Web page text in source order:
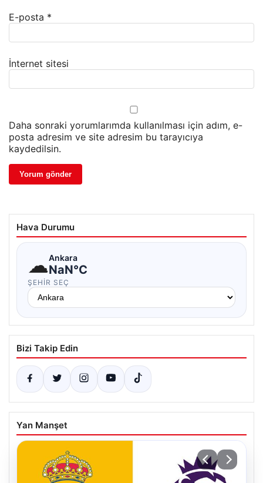
E-posta *
İnternet sitesi
Daha sonraki yorumlarımda kullanılması için adım, e-
posta adresim ve site adresim bu tarayıcıya
kaydedilsin.
Hava Durumu
☁Ankara
NaN°C
ŞEHIR SEÇ
Bizi Takip Edin
Yan Manşet